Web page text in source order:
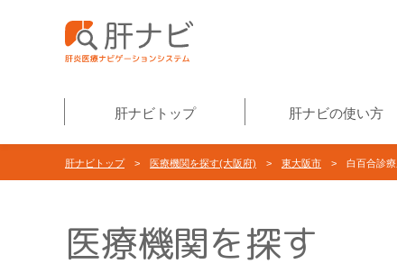
肝ナビトップ 肝ナビの使い方
肝ナビトップ> 医療機関を探す(大阪府) > 東大阪市 > 白百合診療
医療機関を探す